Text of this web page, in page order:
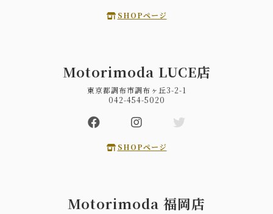
SHOPページ
Motorimoda LUCE店
東京都調布市調布ヶ丘3-2-1
042-454-5020
SHOPページ
Motorimoda 福岡店